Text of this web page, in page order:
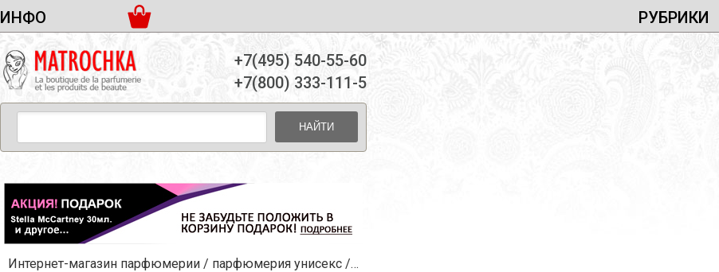
ИНФО
ДОСТАВКА И ОПЛАТА
ПАРТНЕРСТВО
КОНТАКТЫ
РУБРИКИ
ЖЕНСКАЯ ПАРФЮМЕРИЯ
МУЖСКАЯ ПАРФЮМЕРИЯ
УНИСЕКС ПАРФЮМЕРИЯ
ЖЕНСКИЕ НАБОРЫ
МУЖСКИЕ НАБОРЫ
УНИСЕКС НАБОРЫ
УХОД ЗА ЛИЦОМ
УХОД ЗА ТЕЛОМ
+7(495) 540-55-60
+7(800) 333-111-5
НАЙТИ
Интернет-магазин парфюмерии / парфюмерия унисекс / Scent Bar